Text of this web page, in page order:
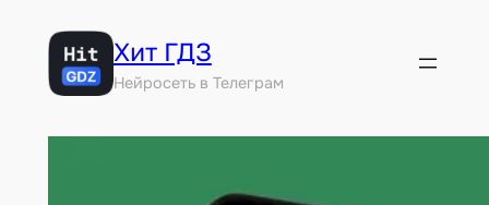
содержимому
Хит ГДЗ
Нейросеть в Телеграм